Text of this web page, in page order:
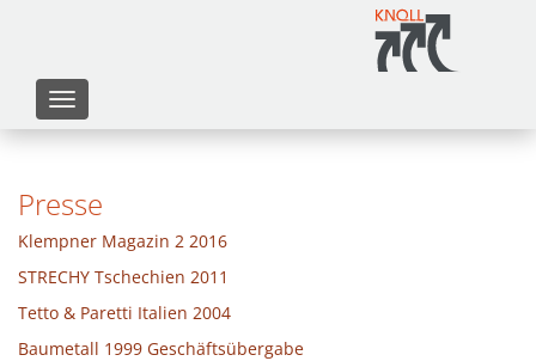
Presse
Klempner Magazin 2 2016
STRECHY Tschechien 2011
Tetto & Paretti Italien 2004
Baumetall 1999 Geschäftsübergabe